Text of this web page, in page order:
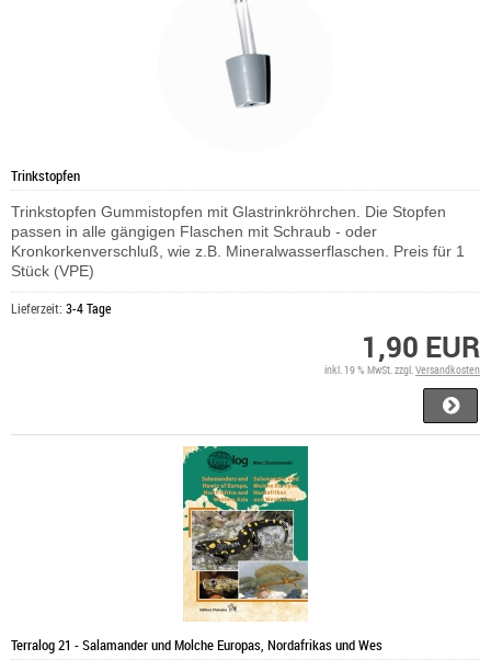
Trinkstopfen
Trinkstopfen Gummistopfen mit Glastrinkröhrchen. Die Stopfen
passen in alle gängigen Flaschen mit Schraub - oder
Kronkorkenverschluß, wie z.B. Mineralwasserflaschen. Preis für 1
Stück (VPE)
Lieferzeit: 3-4 Tage
1,90 EUR
inkl. 19 % MwSt. zzgl.Versandkosten
Terralog 21 - Salamander und Molche Europas, Nordafrikas und Wes